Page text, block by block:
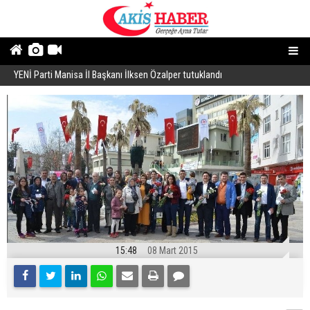
YENİ Parti Manisa İl Başkanı İlksen Özalper tutuklandı
15:48 08 Mart 2015